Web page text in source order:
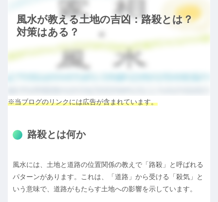
風水が教える土地の吉凶：路殺とは？
対策はある？
※当ブログのリンクには広告が含まれています。
路殺とは何か
風水には、土地と道路の位置関係の教えで「路殺」と呼ばれる
パターンがあります。これは、「道路」から受ける「殺気」と
いう意味で、道路がもたらす土地への影響を示しています。